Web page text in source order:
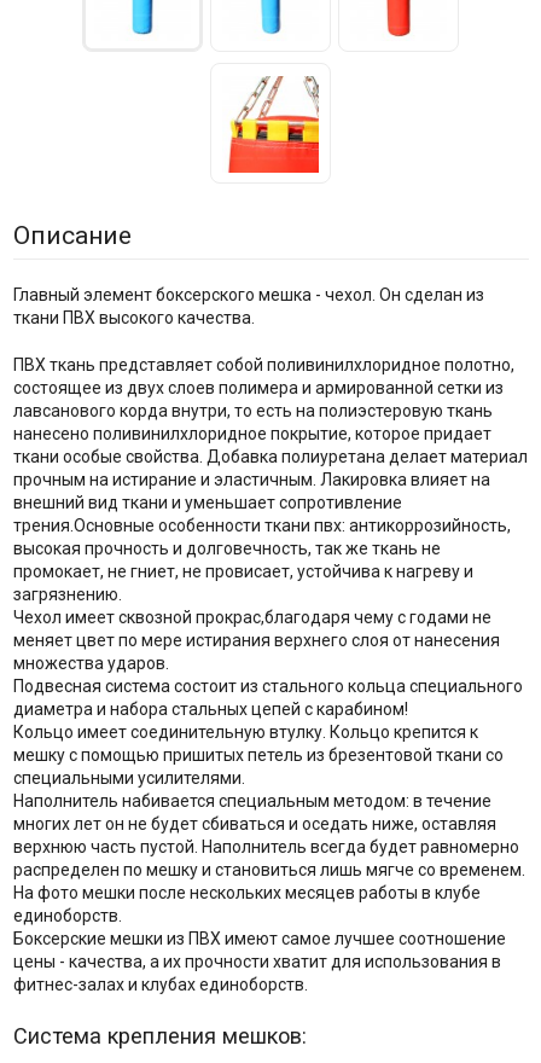
Описание
Главный элемент боксерского мешка - чехол. Он сделан из
ткани ПВХ высокого качества.
ПВХ ткань представляет собой поливинилхлоридное полотно,
состоящее из двух слоев полимера и армированной сетки из
лавсанового корда внутри, то есть на полиэстеровую ткань
нанесено поливинилхлоридное покрытие, которое придает
ткани особые свойства. Добавка полиуретана делает материал
прочным на истирание и эластичным. Лакировка влияет на
внешний вид ткани и уменьшает сопротивление
трения.Основные особенности ткани пвх: антикоррозийность,
высокая прочность и долговечность, так же ткань не
промокает, не гниет, не провисает, устойчива к нагреву и
загрязнению.
Чехол имеет сквозной прокрас,благодаря чему с годами не
меняет цвет по мере истирания верхнего слоя от нанесения
множества ударов.
Подвесная система состоит из стального кольца специального
диаметра и набора стальных цепей с карабином!
Кольцо имеет соединительную втулку. Кольцо крепится к
мешку с помощью пришитых петель из брезентовой ткани со
специальными усилителями.
Наполнитель набивается специальным методом: в течение
многих лет он не будет сбиваться и оседать ниже, оставляя
верхнюю часть пустой. Наполнитель всегда будет равномерно
распределен по мешку и становиться лишь мягче со временем.
На фото мешки после нескольких месяцев работы в клубе
единоборств.
Боксерские мешки из ПВХ имеют самое лучшее соотношение
цены - качества, а их прочности хватит для использования в
фитнес-залах и клубах единоборств.
Система крепления мешков: